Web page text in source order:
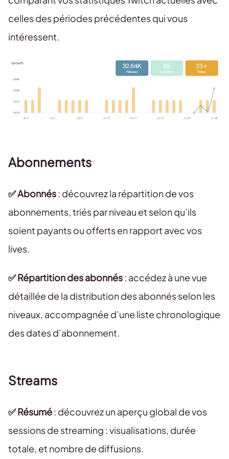
celles des périodes précédentes qui vous
intéressent.
Abonnements
✅ Abonnés: découvrez la répartition de vos
abonnements, triés par niveau et selon qu’ils
soient payants ou offerts en rapport avec vos
lives.
✅ Répartition des abonnés: accédez à une vue
détaillée de la distribution des abonnés selon les
niveaux, accompagnée d’une liste chronologique
des dates d’abonnement.
Streams
✅ Résumé: découvrez un aperçu global de vos
sessions de streaming : visualisations, durée
totale, et nombre de diffusions.